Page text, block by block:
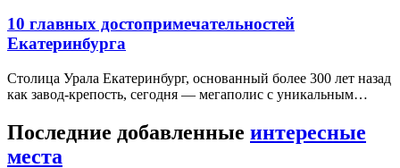
10 главных достопримечательностей
Екатеринбурга
Столица Урала Екатеринбург, основанный более 300 лет назад
как завод-крепость, сегодня — мегаполис с уникальным…
Последние добавленные интересные
места